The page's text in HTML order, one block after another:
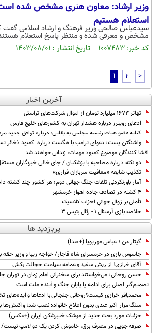
وزیر ارشاد: معاون هنری مشخص شده
استعلام هستیم
سیدعباس صالحی وزیر فرهنگ و ارشاد اسلامی گفت
مشخص و معرفی شده و منتظر پاسخ استعلام
کد خبر: ۱۰۰۷۴۸۳ تاریخ انتشار : ۱۴۰۳/۰۸/۰۱
1 2 >
آخرین اخبار
تهاتر ۱۶۷۳ میلیارد تومان از اموال شرکت‌های تراستی
ادعای رویترز درباره هشدار تهران به کشورهای خلیج فارس
کنایه عضو هیات رئیسه مجلس به بقایی: درباره توافق جدید
واشنگتن پست: دعوای ترامپ با هگست درباره کمبود ذخائر
افشا کنندگان موضوع کمبود مهمات، زندانی خواهند شد
دو نکته درباره مصاحبه با پزشکیان / جای خالی خبرنگاران
تکذیب شایعه «معافیت سربازان فراری»
آمار باورنکردنی تلفات جنگ جهانی دوم؛ هر کشور چند کشته
۴ کشته در تصادف جاده اهواز خرمشهر
تأملی بر زوال جهانیِ احزاب کلاسیک
خلاصه بازی آرسنال ۱ - رئال بتیس ۳
پربازدید ها
گیتار من ؛ عباس مهرپویا (+صدا)
جاسوس بازی در حرمسرای شاه قاجار/ خواجه زیبا و وزیر حقه
آقای خرازی! از ریش سفید و عمامه سیاهت خجالت بکش
حسن روحانی: می‌خواستند برای سخنرانی امام زمان در تهران
تصمیم‌گیر اصلی برای ادامه یا پایان جنگ و آینده ملت است
محمدباقر خرازی کیست؟روحانی جنجالی با ادعاها و ایده‌های
سنگ مزار اکبر عبدی بدون اطلاع خانواده نصب شد؛ واکنش‌ها
جزئیات مورد بحث جدید از موشک خیبرشکن ایران (+عکس)
صرفه جویی در مصرف برق، خاموش کردن یک دو لامپ نیست/